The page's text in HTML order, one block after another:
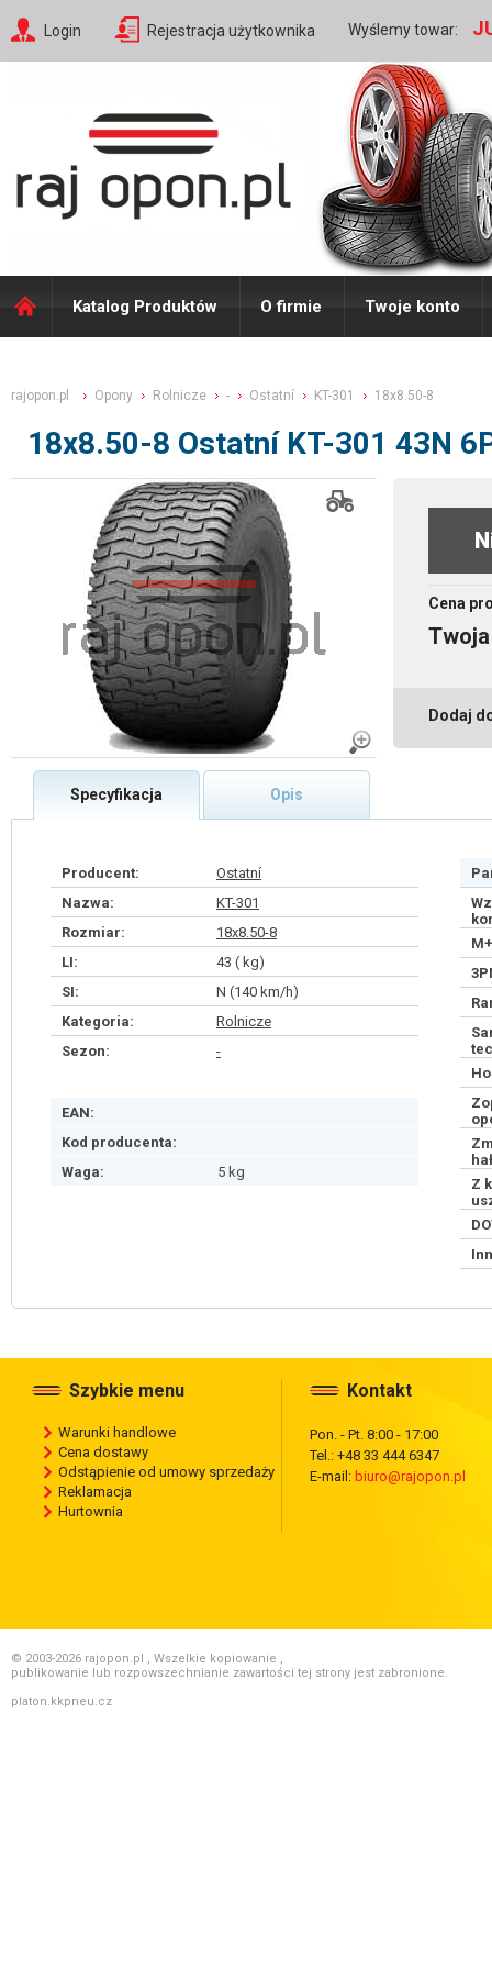
Login Rejestracja użytkownika Wyślemy towar:
Katalog Produktów O firmie Twoje konto
rajopon.pl Opony Rolnicze - Ostatní KT-301 18x8.50-8
18x8.50-8 Ostatní KT-301 43N
Cena
Dodaj
Specyfikacja Opis
Producent:
Ostatní
Nazwa:
KT-301
Rozmiar:
18x8.50-8
LI:
43 ( kg)
SI:
N (140 km/h)
Kategoria:
Rolnicze
Sezon:
-
EAN:
Kod producenta:
Waga:
5 kg
Z
Szybkie menu
Warunki handlowe
Cena dostawy
Odstąpienie od umowy sprzedaży
Reklamacja
Hurtownia
Kontakt
Pon. - Pt. 8:00 - 17:00
Tel.: +48 33 444 6347
E-mail: biuro@rajopon.pl
© 2003-2026 rajopon.pl , Wszelkie kopiowanie ,
publikowanie lub rozpowszechnianie zawartości tej strony jest zabronione.
platon.kkpneu.cz